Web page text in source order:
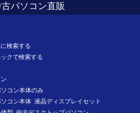
パソコン直販
検索する
クで検索する
コン本体のみ
コン本体 液晶ディスプレイセット